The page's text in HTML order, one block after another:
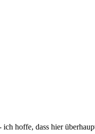
hoffe, dass hier